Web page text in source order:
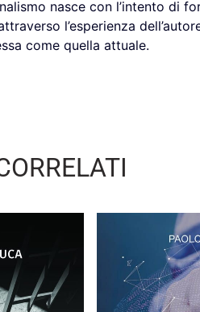
nasce con l’intento di
l’esperienza
come quella attuale.